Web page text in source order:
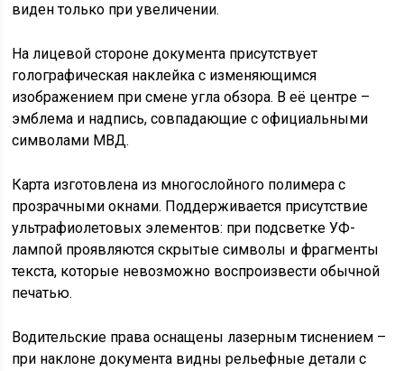
виден только при увеличении.
На лицевой стороне документа присутствует
голографическая наклейка с изменяющимся
изображением при смене угла обзора. В её центре –
эмблема и надпись, совпадающие с официальными
символами МВД.
Карта изготовлена из многослойного полимера с
прозрачными окнами. Поддерживается присутствие
ультрафиолетовых элементов: при подсветке УФ-
лампой проявляются скрытые символы и фрагменты
текста, которые невозможно воспроизвести обычной
печатью.
Водительские права оснащены лазерным тиснением –
при наклоне документа видны рельефные детали с